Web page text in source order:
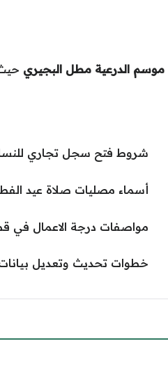
موسم الدرعية مطل البجيري
شروط فتح سجل تجاري
أسماء مصليات صلاة عيد الفطر الزلفي
مواصفات درجة الاعمال في
خطوات تحديث وتعديل